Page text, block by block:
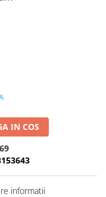
IN COS
informatii